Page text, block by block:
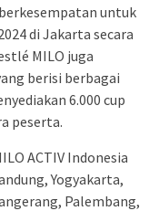
untuk
di Jakarta secara
MILO juga
berisi berbagai
6.000 cup
peserta.
ACTIV Indonesia
Yogyakarta,
Palembang,